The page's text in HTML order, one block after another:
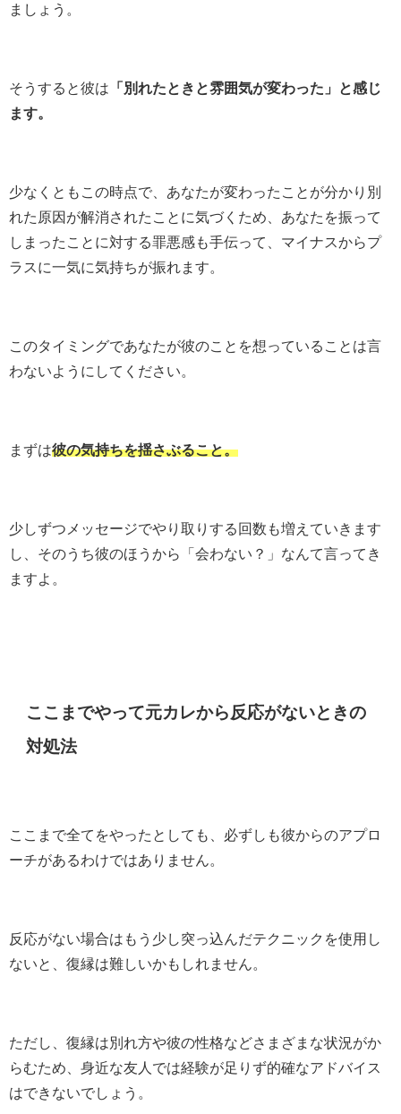
ましょう。
そうすると彼は 「別れたときと雰囲気が変わった」と感じ
ます。
少なくともこの時点で、あなたが変わったことが分かり別
れた原因が解消されたことに気づくため、あなたを振って
しまったことに対する罪悪感も手伝って、マイナスからプ
ラスに一気に気持ちが振れます。
このタイミングであなたが彼のことを想っていることは言
わないようにしてください。
まずは彼の気持ちを揺さぶること。
少しずつメッセージでやり取りする回数も増えていきます
し、そのうち彼のほうから「会わない？」なんて言ってき
ますよ。
ここまでやって元カレから反応がないときの
対処法
ここまで全てをやったとしても、必ずしも彼からのアプロ
ーチがあるわけではありません。
反応がない場合はもう少し突っ込んだテクニックを使用し
ないと、復縁は難しいかもしれません。
ただし、復縁は別れ方や彼の性格などさまざまな状況がか
らむため、身近な友人では経験が足りず的確なアドバイス
はできないでしょう。